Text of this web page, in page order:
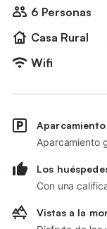
6 Personas
Casa Rural
Wifi
Aparcamiento
Los
Con una
Vistas a la